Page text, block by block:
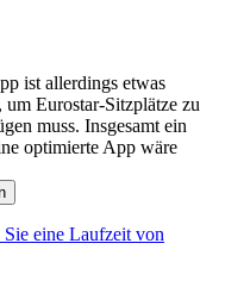
ist allerdings etwas
um Eurostar-Sitzplätze zu
muss. Insgesamt ein
optimierte App wäre
eine Laufzeit von